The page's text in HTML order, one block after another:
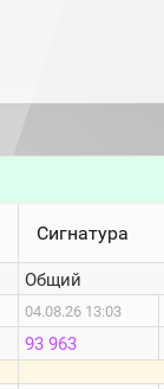
Сигнатура
Общий
04.08.26 13:03
93 963